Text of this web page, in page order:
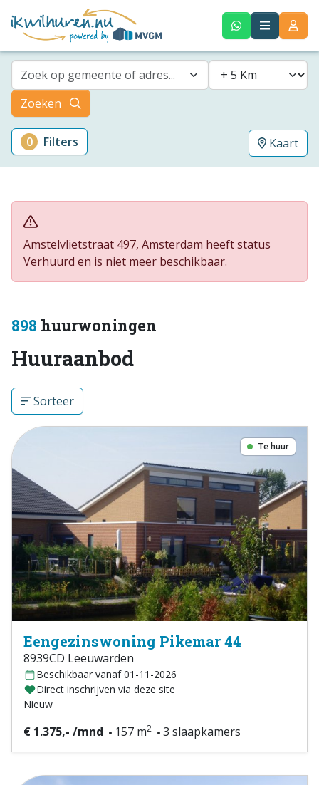
Zoek op gemeente of adres...
Zoeken
0 Filters Kaart
Amstelvlietstraat 497, Amsterdam heeft status
Verhuurd en is niet meer beschikbaar.
898 huurwoningen
Huuraanbod
Sorteer
Te huur
Eengezinswoning Pikemar 44
8939CD Leeuwarden
Beschikbaar vanaf 01-11-2026
Direct inschrijven via deze site
Nieuw
€ 1.375,- /mnd 157 m2 3 slaapkamers